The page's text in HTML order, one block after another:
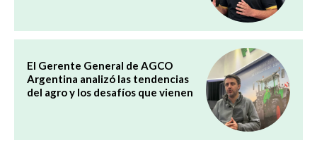
El Gerente General de AGCO
Argentina analizó las tendencias
del agro y los desafíos que vienen